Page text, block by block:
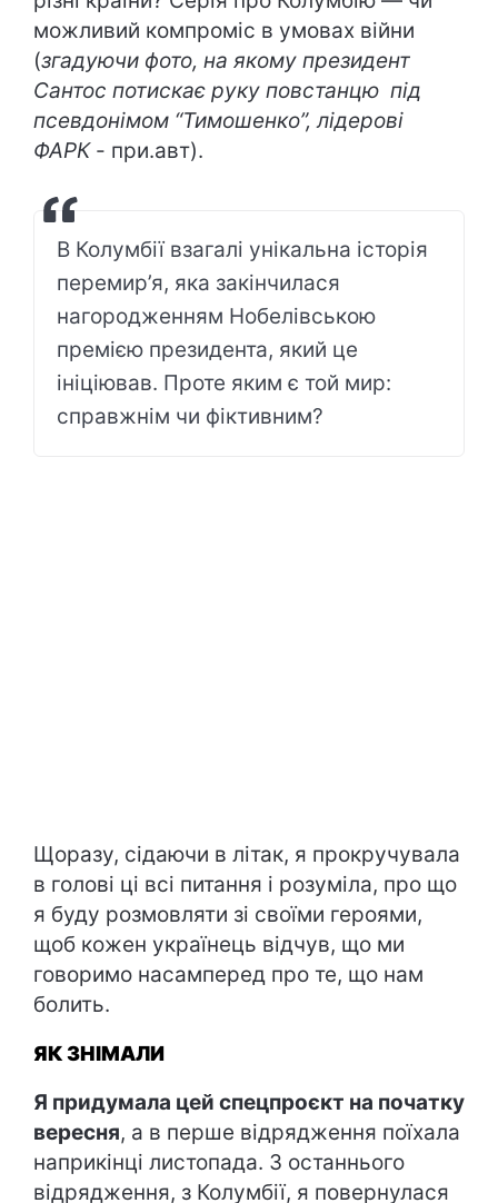
можливий компроміс в умовах війни
(згадуючи фото, на якому президент
Сантос потискає руку повстанцю під
псевдонімом “Тимошенко”, лідерові
ФАРК- при.авт).
В Колумбії взагалі унікальна історія
перемир’я, яка закінчилася
нагородженням Нобелівською
премією президента, який це
ініціював. Проте яким є той мир:
справжнім чи фіктивним?
Щоразу, сідаючи в літак, я прокручувала
в голові ці всі питання і розуміла, про що
я буду розмовляти зі своїми героями,
щоб кожен українець відчув, що ми
говоримо насамперед про те, що нам
болить.
ЯК ЗНІМАЛИ
Я придумала цей спецпроєкт на початку
вересня, а в перше відрядження поїхала
наприкінці листопада. З останнього
відрядження, з Колумбії, я повернулася